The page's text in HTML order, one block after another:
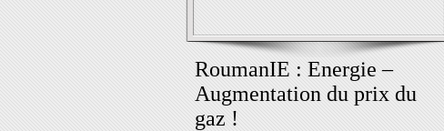
RoumanIE : Energie –
Augmentation du prix du
gaz !